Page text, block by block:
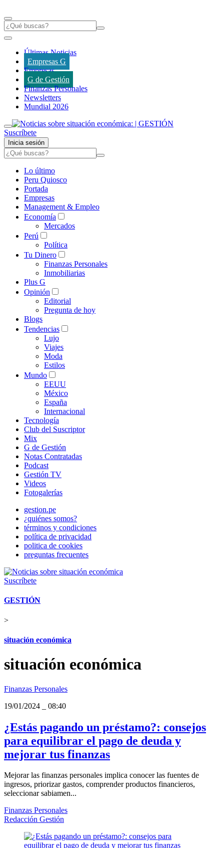
Últimas Noticias
Empresas G
Empresas
G de Gestión
Finanzas Personales
Newsletters
Mundial 2026
Suscríbete
Inicia sesión
Lo último
Peru Quiosco
Portada
Empresas
Management & Empleo
Economía
Mercados
Perú
Política
Tu Dinero
Finanzas Personales
Inmobiliarias
Plus G
Opinión
Editorial
Pregunta de hoy
Blogs
Tendencias
Lujo
Viajes
Moda
Estilos
Mundo
EEUU
México
España
Internacional
Tecnología
Club del Suscriptor
Mix
G de Gestión
Notas Contratadas
Podcast
Gestión TV
Videos
Fotogalerías
gestion.pe
¿quiénes somos?
términos y condiciones
política de privacidad
politica de cookies
preguntas frecuentes
Suscríbete
GESTIÓN
>
situación económica
situación económica
Finanzas Personales
19/01/2024
08:40
¿Estás pagando un préstamo?: consejos
para equilibrar el pago de deuda y
mejorar tus finanzas
Mejorar las finanzas personales implica conocer las fuentes de
ingresos, priorizar gastos, comprender productos financieros,
seleccionar sabiamen...
Finanzas Personales
Redacción Gestión